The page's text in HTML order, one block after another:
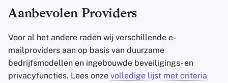
Privé betaalmethoden
Accountbeveiliging
Gegevensbeveiliging
Multifactor
Authentication
Nieuws Aggregators
Notitieboekjes
Aanbevolen Providers
Voor al het andere raden wij verschillende e-
mailproviders aan op basis van duurzame
bedrijfsmodellen en ingebouwde beveiligings- en
privacyfuncties. Lees onze volledige lijst met criteria